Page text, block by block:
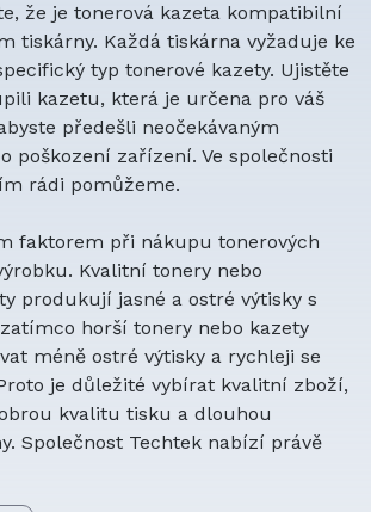
že je tonerová kazeta kompatibilní
tiskárny. Každá tiskárna vyžaduje ke
typ tonerové kazety. Ujistěte
kazetu, která je určena pro váš
předešli neočekávaným
poškození zařízení. Ve společnosti
rádi pomůžeme.
faktorem při nákupu tonerových
Kvalitní tonery nebo
produkují jasné a ostré výtisky s
horší tonery nebo kazety
méně ostré výtisky a rychleji se
je důležité vybírat kvalitní zboží,
kvalitu tisku a dlouhou
Společnost Techtek nabízí právě